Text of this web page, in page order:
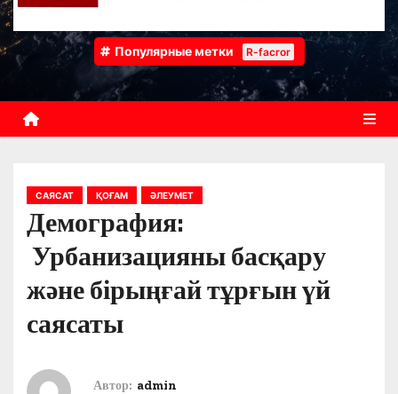
Популярные метки R-facror
САЯСАТ ҚОҒАМ ӘЛЕУМЕТ
Демография:
Урбанизацияны басқару
және бірыңғай тұрғын үй
саясаты
Автор: admin